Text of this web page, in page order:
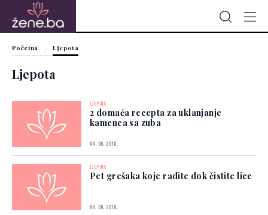
Početna Ljepota
Ljepota
LJEPOTA
2 domaća recepta za uklanjanje
kamenca sa zuba
04. 06. 2018.
LJEPOTA
Pet grešaka koje radite dok čistite lice
04. 06. 2018.